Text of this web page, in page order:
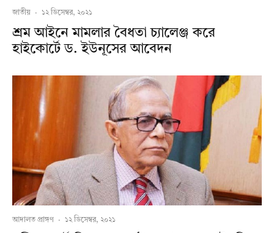
জাতীয় · ১২ ডিসেম্বর, ২০২১
শ্রম আইনে মামলার বৈধতা চ্যালেঞ্জ করে
হাইকোর্টে ড. ইউনূসের আবেদন
আদালত প্রাঙ্গণ · ১২ ডিসেম্বর, ২০২১